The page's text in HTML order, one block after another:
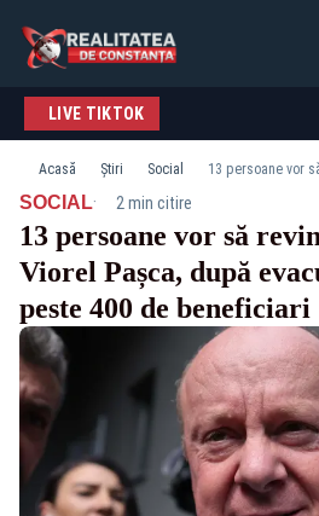
LIVE TIKTOK
Acasă Știri Social
SOCIAL· 2 min citire
13 persoane vor să
Viorel Pașca, după
peste 400 de beneficiari